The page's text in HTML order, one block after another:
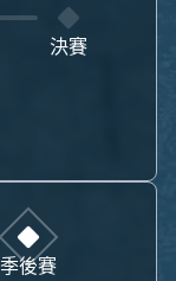
決賽
季後賽